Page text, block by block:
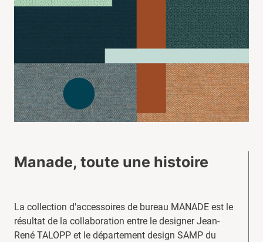
Manade, toute une histoire
La collection d'accessoires de bureau MANADE est le
résultat de la collaboration entre le designer Jean-
René TALOPP et le département design SAMP du